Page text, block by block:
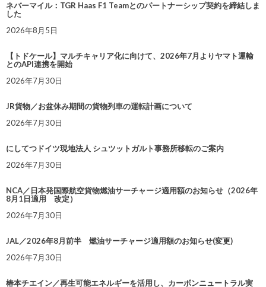
ネバーマイル：TGR Haas F1 Teamとのパートナーシップ契約を締結しま
した
2026年8月5日
【トドケール】マルチキャリア化に向けて、2026年7月よりヤマト運輸
とのAPI連携を開始
2026年7月30日
JR貨物／お盆休み期間の貨物列車の運転計画について
2026年7月30日
にしてつドイツ現地法人 シュツットガルト事務所移転のご案内
2026年7月30日
NCA／日本発国際航空貨物燃油サーチャージ適用額のお知らせ（2026年
8月1日適用 改定）
2026年7月30日
JAL／2026年8月前半 燃油サーチャージ適用額のお知らせ(変更)
2026年7月30日
椿本チエイン／再生可能エネルギーを活用し、カーボンニュートラル実